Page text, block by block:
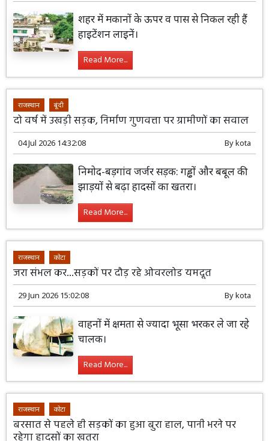
शहर में मकानों के ऊपर व पास से निकल रही हैं
हाइटेंशन लाइनें।
Read More...
राजस्थान बूंदी
दो वर्ष में उखड़ी सड़क, निर्माण गुणवत्ता पर ग्रामीणों का सवाल
04 Jul 2026 14:32:08 Bykota
निमोद-बड़गांव जर्जर सड़क: गड्ढों और बबूल की
झाड़यों से बढ़ा हादसों का खतरा।
Read More...
राजस्थान कोटा
जरा संभल कर...सड़कों पर दौड़ रहे ओवरलोड यमदूत
29 Jun 2026 15:02:08 Bykota
वाहनों में क्षमता से ज्यादा भूसा भरकर ले जा रहे
चालक।
Read More...
राजस्थान कोटा
बरसात से पहले ही सड़कों का हुआ बुरा हाल, पानी भरने पर